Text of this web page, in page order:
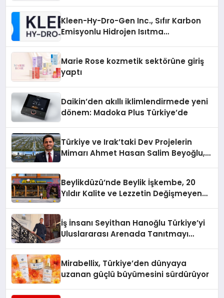
Kleen-Hy-Dro-Gen Inc., Sıfır Karbon
Emisyonlu Hidrojen Isıtma
Marie Rose kozmetik sektörüne giriş
yaptı
Daikin’den akıllı iklimlendirmede yeni
dönem: Madoka Plus Türkiye’de
Türkiye ve Irak’taki Dev Projelerin
Mimarı Ahmet Hasan Salim Beyoğlu,
Hayata Geçirecek
Beylikdüzü’nde Beylik İşkembe, 20
Yıldır Kalite ve Lezzetin Değişmeyen
İş İnsanı Seyithan Hanoğlu Türkiye’yi
Uluslararası Arenada Tanıtmayı
Mirabellix, Türkiye’den dünyaya
uzanan güçlü büyümesini sürdürüyor